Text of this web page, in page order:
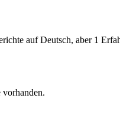
auf Deutsch, aber 1